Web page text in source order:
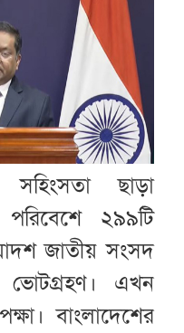
ছাড়া
২৯৯টি
জাতীয় সংসদ
ভোটগ্রহণ। এখন
বাংলাদেশের